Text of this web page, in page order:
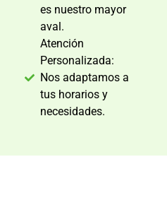
es nuestro mayor
aval.
Atención
Personalizada:
Nos adaptamos a
tus horarios y
necesidades.